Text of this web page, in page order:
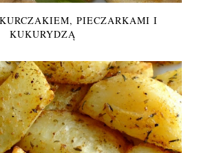
PIECZARKAMI I
KUKURYDZĄ